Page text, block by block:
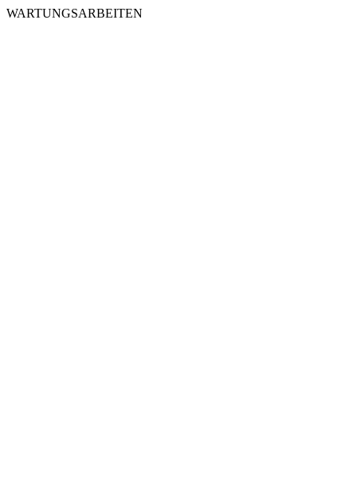
WARTUNGSARBEITEN